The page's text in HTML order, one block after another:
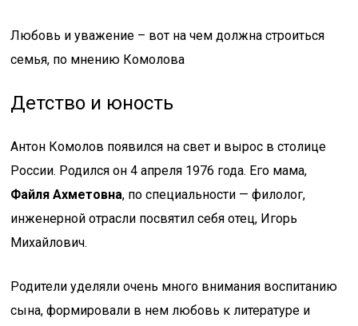
Любовь и уважение – вот на чем должна строиться
семья, по мнению Комолова
Детство и юность
Антон Комолов появился на свет и вырос в столице
России. Родился он 4 апреля 1976 года. Его мама,
Файля Ахметовна, по специальности — филолог,
инженерной отрасли посвятил себя отец, Игорь
Михайлович.
Родители уделяли очень много внимания воспитанию
сына, формировали в нем любовь к литературе и